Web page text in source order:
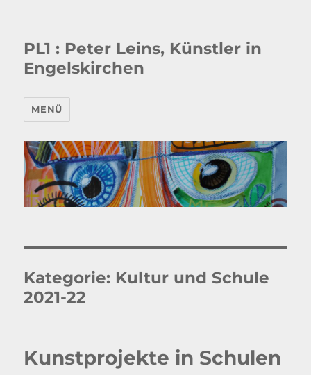
PL1 : Peter Leins, Künstler in
Engelskirchen
MENÜ
Kategorie: Kultur und Schule
2021-22
Kunstprojekte in Schulen